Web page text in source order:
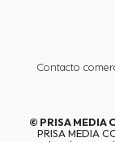
Contacto
© PRISA MEDIA
PRISA MEDIA